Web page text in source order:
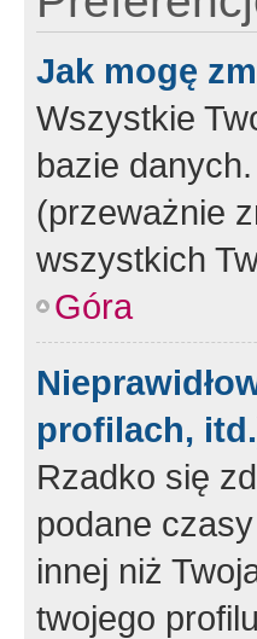
Jak mogę
Wszystkie
bazie
(przeważnie
wszystkich
Góra
profilach,
Rzadko się
podane
innej niż
twojego